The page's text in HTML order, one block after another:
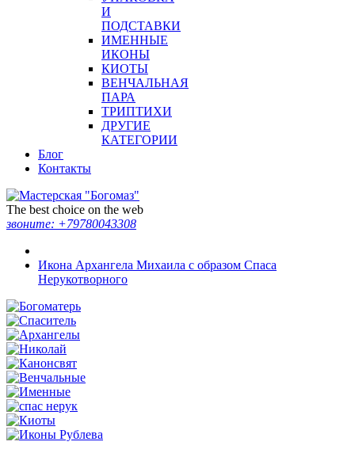
И
ПОДСТАВКИ
ИМЕННЫЕ
ИКОНЫ
КИОТЫ
ВЕНЧАЛЬНАЯ
ПАРА
ТРИПТИХИ
ДРУГИЕ
КАТЕГОРИИ
Блог
Контакты
The best choice on the web
звоните: +79780043308
Икона Архангела Михаила с образом Спаса
Нерукотворного